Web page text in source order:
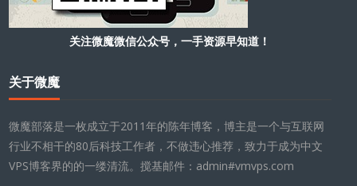
关注微魔微信公众号，一手资源早知道！
关于微魔
微魔部落是一枚成立于2011年的陈年博客，博主是一个与互联网
行业不相干的80后科技工作者，不做违心推荐，致力于成为中文
VPS博客界的的一缕清流。搅基邮件：admin#vmvps.com